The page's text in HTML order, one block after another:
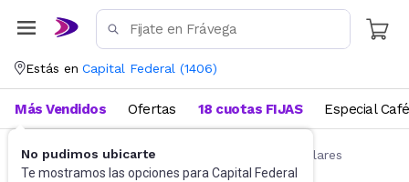
Estás en Capital Federal (1406)
No pudimos ubicarte
Te mostramos las opciones para Capital Federal
Más Vendidos Ofertas 18 cuotas FIJAS Especial Café
Accesorios para Celulares Fundas para celulares